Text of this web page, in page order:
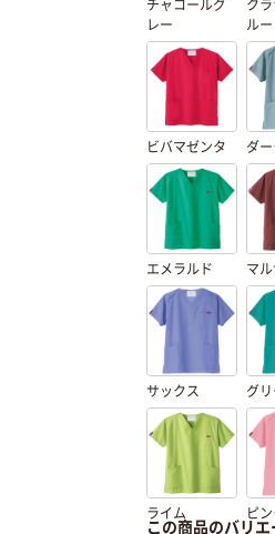
チャコールグ
レー
ク
ルー
ビバマゼンタ ダ
エメラルド マ
サックス グ
ライム ピ
この商品のバリエ